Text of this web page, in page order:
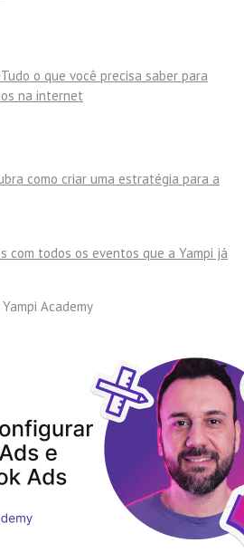
Tudo o que você precisa saber para
na internet
como criar uma estratégia para a
com todos os eventos que a Yampi já
Yampi Academy